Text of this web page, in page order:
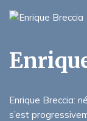
Enrique Breccia:
s’est